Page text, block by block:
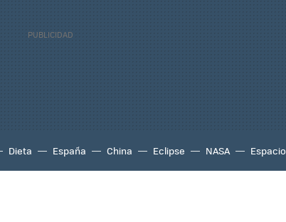
Dieta España China Eclipse NASA Espacio